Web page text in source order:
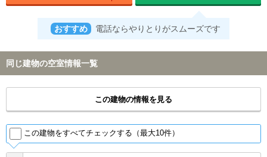
おすすめ 電話ならやりとりがスムーズです
同じ建物の空室情報一覧
この建物の情報を見る
この建物をすべてチェックする（最大10件）